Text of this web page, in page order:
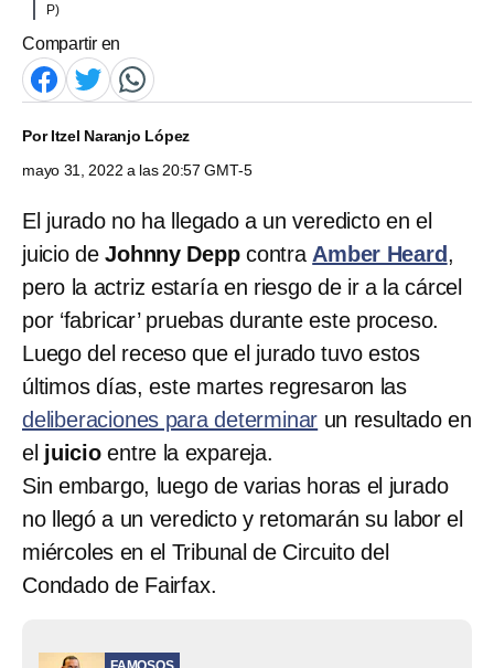
P)
Compartir en
PorItzel Naranjo López
mayo 31, 2022 a las 20:57 GMT-5
El jurado no ha llegado a un veredicto en el
juicio deJohnny Deppcontra Amber Heard ,
pero la actriz estaría en riesgo de ir a la cárcel
por ‘fabricar’ pruebas durante este proceso.
Luego del receso que el jurado tuvo estos
últimos días, este martes regresaron las
deliberaciones para determinar un resultado en
el juicioentre la expareja.
Sin embargo, luego de varias horas el jurado
no llegó a un veredicto y retomarán su labor el
miércoles en el Tribunal de Circuito del
Condado de Fairfax.